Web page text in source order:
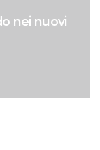
nei nuovi